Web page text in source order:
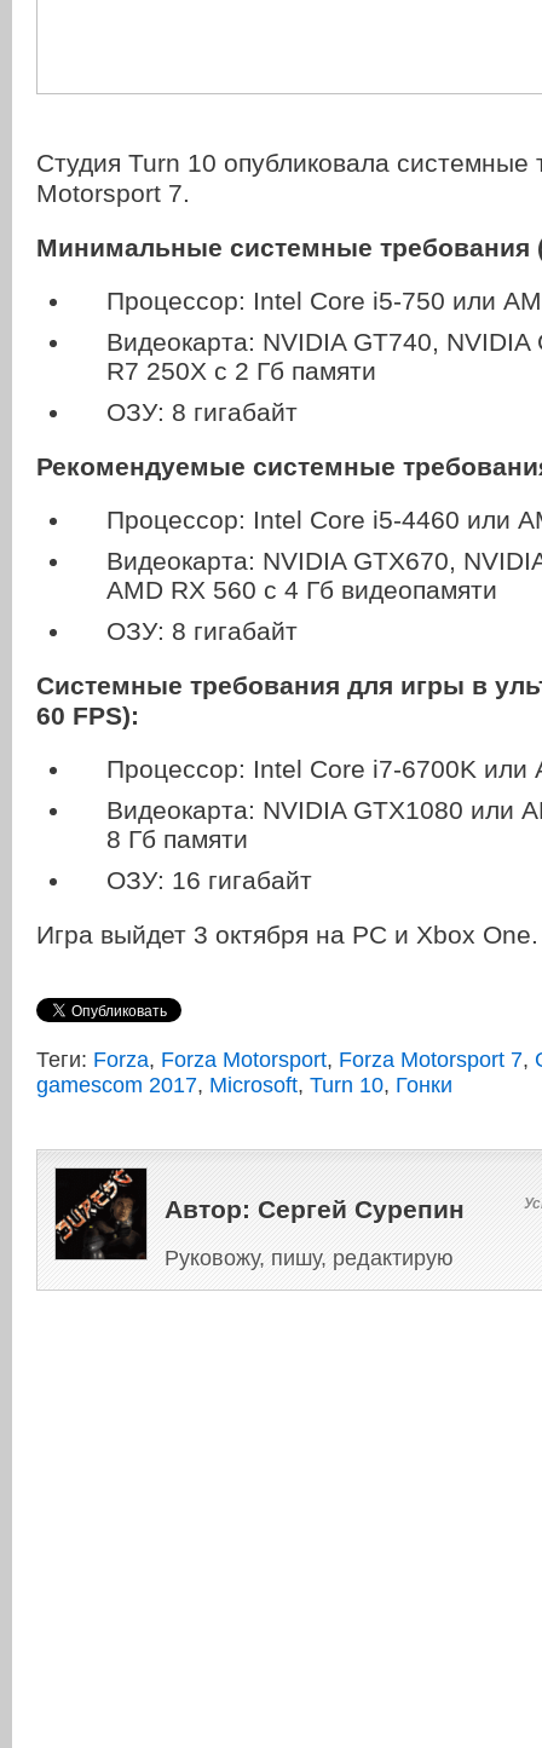
Студия Turn 10 опубликовала системные
Motorsport 7.
Минимальные системные требования
Процессор: Intel Core i5-750 или
Видеокарта: NVIDIA GT740,
R7 250X с 2 Гб памяти
ОЗУ: 8 гигабайт
Рекомендуемые системные
Процессор: Intel Core i5-4460 или
Видеокарта: NVIDIA GTX670,
AMD RX 560 с 4 Гб видеопамяти
ОЗУ: 8 гигабайт
Системные требования для игры в
60 FPS):
Процессор: Intel Core i7-6700K или
Видеокарта: NVIDIA GTX1080 или
8 Гб памяти
ОЗУ: 16 гигабайт
Игра выйдет 3 октября на PC и Xbox One.
Теги: Forza, Forza Motorsport, Forza Motorsport 7,
gamescom 2017, Microsoft, Turn 10, Гонки
Автор: Сергей Сурепин
Руковожу, пишу, редактирую